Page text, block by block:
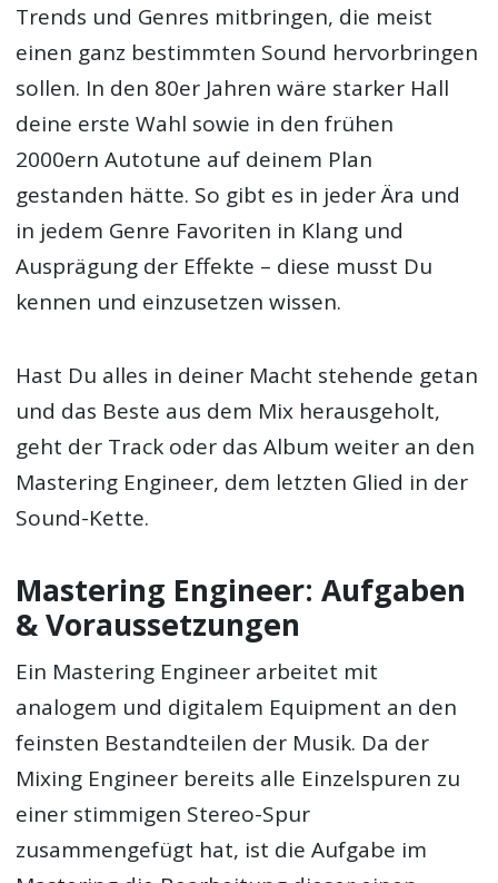
Trends und Genres mitbringen, die meist
einen ganz bestimmten Sound hervorbringen
sollen. In den 80er Jahren wäre starker Hall
deine erste Wahl sowie in den frühen
2000ern Autotune auf deinem Plan
gestanden hätte. So gibt es in jeder Ära und
in jedem Genre Favoriten in Klang und
Ausprägung der Effekte – diese musst Du
kennen und einzusetzen wissen.
Hast Du alles in deiner Macht stehende getan
und das Beste aus dem Mix herausgeholt,
geht der Track oder das Album weiter an den
Mastering Engineer, dem letzten Glied in der
Sound-Kette.
Mastering Engineer: Aufgaben
& Voraussetzungen
Ein Mastering Engineer arbeitet mit
analogem und digitalem Equipment an den
feinsten Bestandteilen der Musik. Da der
Mixing Engineer bereits alle Einzelspuren zu
einer stimmigen Stereo-Spur
zusammengefügt hat, ist die Aufgabe im